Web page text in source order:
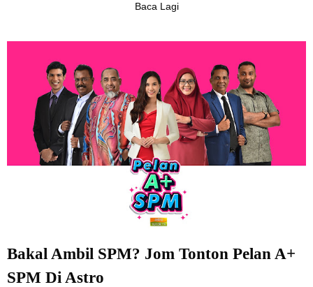
Baca Lagi
Bakal Ambil SPM? Jom Tonton Pelan A+
SPM Di Astro